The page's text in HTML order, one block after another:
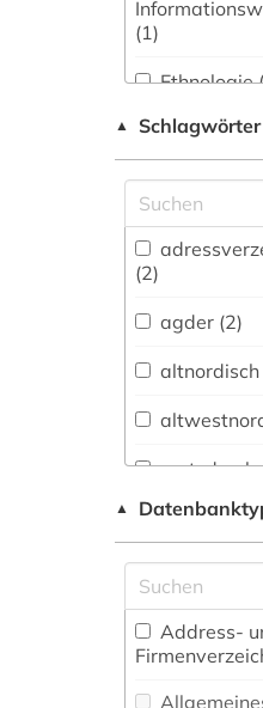
(1)
Ethnologie
Geschichte
Geschichte
Jesuitica (0)
Klassische
Byzantinistik.
Medien-
▲
(2)
agder (2)
altnordisch
(1)
(1)
architektur
▲
Address-